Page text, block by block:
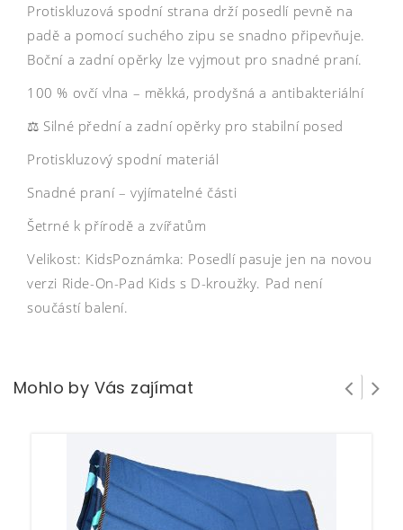
Protiskluzová spodní strana drží posedlí pevně na
padě a pomocí suchého zipu se snadno připevňuje.
Boční a zadní opěrky lze vyjmout pro snadné praní.
100 % ovčí vlna – měkká, prodyšná a antibakteriální
⚖️ Silné přední a zadní opěrky pro stabilní posed
Protiskluzový spodní materiál
Snadné praní – vyjímatelné části
Šetrné k přírodě a zvířatům
Velikost: KidsPoznámka: Posedlí pasuje jen na novou
verzi Ride-On-Pad Kids s D-kroužky. Pad není
součástí balení.
Mohlo by Vás zajímat